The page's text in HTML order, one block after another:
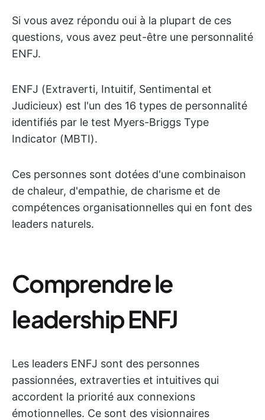
Si vous avez répondu oui à la plupart de ces
questions, vous avez peut-être une personnalité
ENFJ.
ENFJ (Extraverti, Intuitif, Sentimental et
Judicieux) est l'un des 16 types de personnalité
identifiés par le test Myers-Briggs Type
Indicator (MBTI).
Ces personnes sont dotées d'une combinaison
de chaleur, d'empathie, de charisme et de
compétences organisationnelles qui en font des
leaders naturels.
Comprendre le
leadership ENFJ
Les leaders ENFJ sont des personnes
passionnées, extraverties et intuitives qui
accordent la priorité aux connexions
émotionnelles. Ce sont des visionnaires